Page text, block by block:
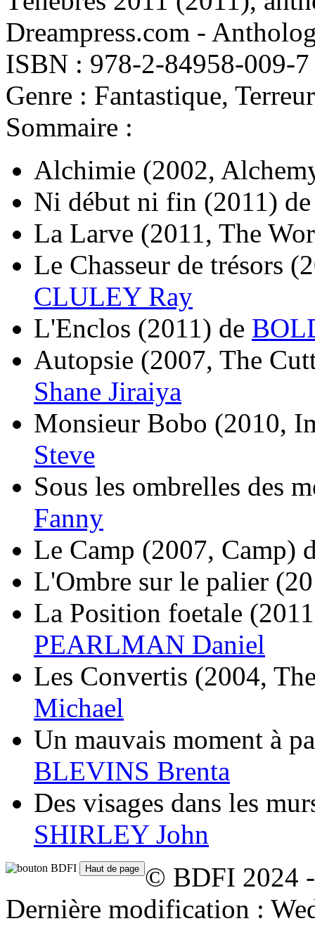
Dreampress.com -
ISBN : 978-2-84958-009-7
Genre : Fantastique, Terreur
Sommaire :
Alchimie (2002,
Ni début ni fin (2011)
La Larve (2011, The
Le Chasseur de trésors
CLULEY Ray
L'Enclos (2011) de
Autopsie (2007, The
Shane Jiraiya
Monsieur Bobo (2010,
Steve
Sous les ombrelles des
Fanny
Le Camp (2007, Camp)
L'Ombre sur le palier
La Position foetale
PEARLMAN Daniel
Les Convertis (2004,
Michael
Un mauvais moment à
BLEVINS Brenta
Des visages dans les
SHIRLEY John
© BDFI 2024
Dernière modification :